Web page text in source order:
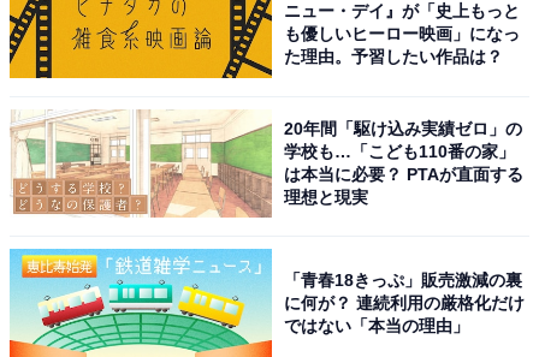
回答者からは、「ブナ林にある温泉。自然を満喫できそ
う」（40代男性／大阪府）、「山の中にある秘湯として
めそう」（30代女性／秋田県）、「独特な白の濁り湯を
味わってみたい」（30代女性／奈良県）などの意見が寄
せられました。
※回答者コメントは原文ママです
次ページ 8位までのランキング結果を見る
ニュー・デイ』が「史上もっと
も優しいヒーロー映画」になっ
た理由。予習したい作品は？
20年間「駆け込み実績ゼロ」の
学校も…「こども110番の家」
は本当に必要？ PTAが直面する
理想と現実
「青春18きっぷ」販売激減の裏
に何が？ 連続利用の厳格化だけ
ではない「本当の理由」